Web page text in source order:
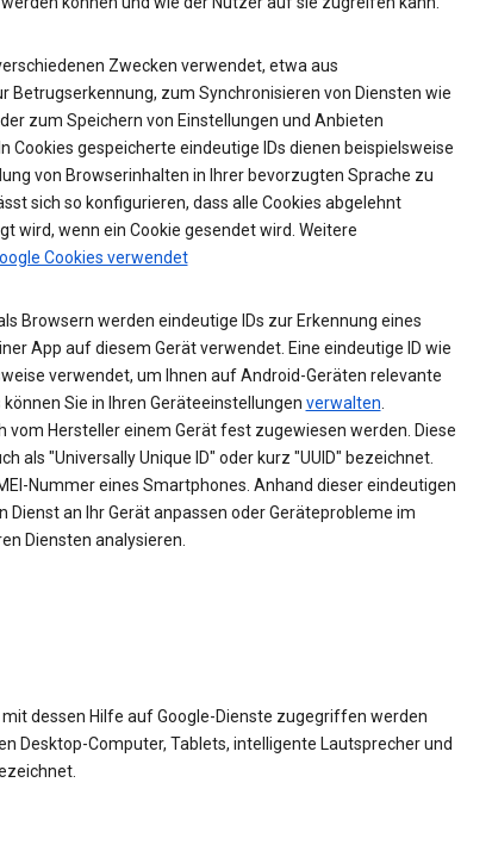
Zwecken verwendet, etwa aus
Betrugserkennung, zum Synchronisieren von Diensten wie
zum Speichern von Einstellungen und Anbieten
Cookies gespeicherte eindeutige IDs dienen beispielsweise
von Browserinhalten in Ihrer bevorzugten Sprache zu
sich so konfigurieren, dass alle Cookies abgelehnt
wird, wenn ein Cookie gesendet wird. Weitere
Cookies verwendet
Browsern werden eindeutige IDs zur Erkennung eines
App auf diesem Gerät verwendet. Eine eindeutige ID wie
verwendet, um Ihnen auf Android-Geräten relevante
Sie in Ihren Geräteeinstellungen verwalten.
vom Hersteller einem Gerät fest zugewiesen werden. Diese
als "Universally Unique ID" oder kurz "UUID" bezeichnet.
Nummer eines Smartphones. Anhand dieser eindeutigen
Dienst an Ihr Gerät anpassen oder Geräteprobleme im
Diensten analysieren.
mit dessen Hilfe auf Google-Dienste zugegriffen werden
Desktop-Computer, Tablets, intelligente Lautsprecher und